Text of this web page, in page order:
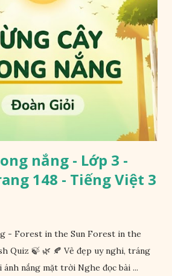
nắng - Lớp 3 -
148 - Tiếng Việt 3
- Forest in the Sun Forest in the
Quiz 🍃 🌿 🍂 Vẻ đẹp uy nghi, tráng
nắng mặt trời Nghe đọc bài ...